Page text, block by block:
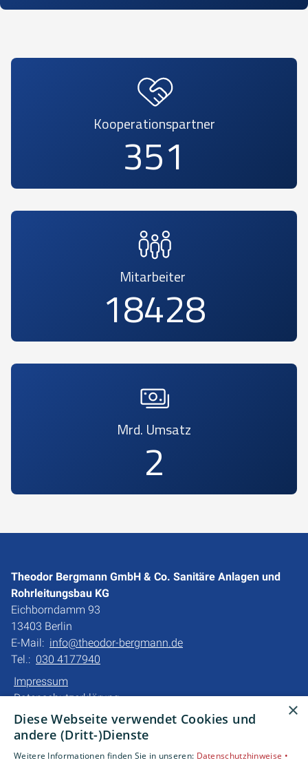
396
Kooperationspartner
20790
Mitarbeiter
2
Mrd. Umsatz
Theodor Bergmann GmbH & Co. Sanitäre Anlagen und
Rohrleitungsbau KG
Eichborndamm 93
13403 Berlin
E-Mail: info@theodor-bergmann.de
Tel.: 030 4177940
Impressum
Datenschutzerklärung
Barrierefreiheitserklärung
×
Diese Webseite verwendet Cookies und
andere (Dritt-)Dienste
Weitere Informationen finden Sie in unseren: Datenschutzhinweise •